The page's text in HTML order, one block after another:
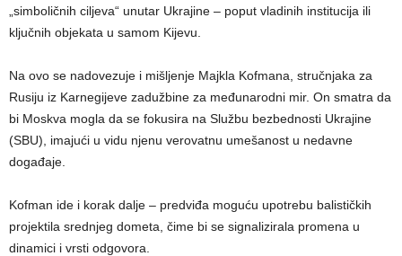
„simboličnih ciljeva“ unutar Ukrajine – poput vladinih institucija ili
ključnih objekata u samom Kijevu.
Na ovo se nadovezuje i mišljenje Majkla Kofmana, stručnjaka za
Rusiju iz Karnegijeve zadužbine za međunarodni mir. On smatra da
bi Moskva mogla da se fokusira na Službu bezbednosti Ukrajine
(SBU), imajući u vidu njenu verovatnu umešanost u nedavne
događaje.
Kofman ide i korak dalje – predviđa moguću upotrebu balističkih
projektila srednjeg dometa, čime bi se signalizirala promena u
dinamici i vrsti odgovora.